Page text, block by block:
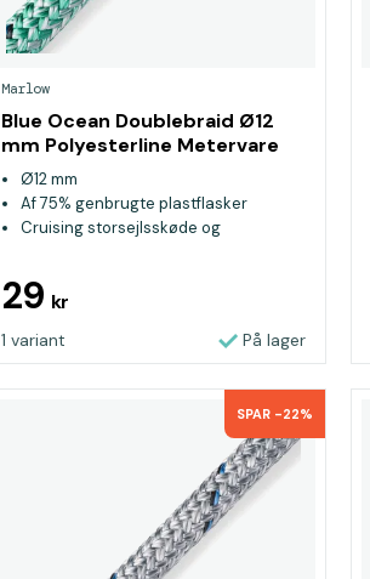
Marlow
Blue Ocean Doublebraid Ø12
mm Polyesterline Metervare
Grøn
Ø12 mm
Af 75% genbrugte plastflasker
Cruising storsejlsskøde og
29 kr
1 variant På lager
SPAR -22%